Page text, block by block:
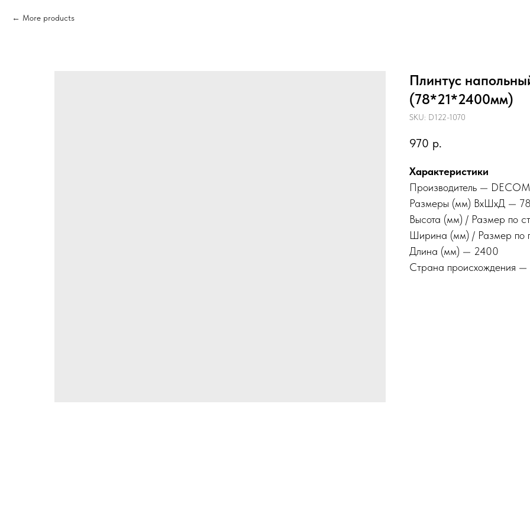
More products
Плинтус
(78*21*2400мм)
SKU: D122-1070
970 р.
Характеристики
Производитель —
Размеры (мм) ВхШхД —
Высота (мм) / Размер по
Ширина (мм) / Размер по
Длина (мм) — 2400
Страна происхождения —